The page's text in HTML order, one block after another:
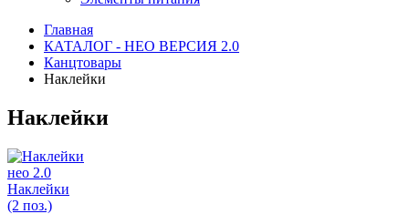
Главная
КАТАЛОГ - НЕО ВЕРСИЯ 2.0
Канцтовары
Наклейки
Наклейки
нео 2.0
Наклейки
(2 поз.)